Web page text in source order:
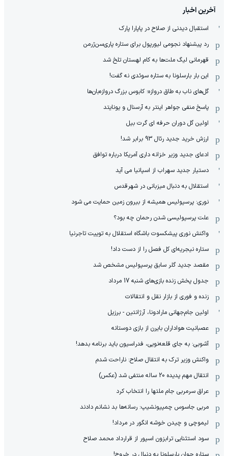
آخرین اخبار
استقبال دیدنی از صلاح در پاپارا پارک
رد پیشنهاد نجومی لیورپول برای ستاره پاری‌سن‌ژرمن
قهرمانی لیگ ملت‌ها به کام لهستان تلخ شد
این بار بارسلونا به ستاره سوئدی نه گفت!
گل‌های ناب به طاق دروازه؛ کابوس بزرگ دروازه‌بان‌ها
پاسخ منفی جواهر اینتر به آرسنال و یونایتد
اولین گل دوران حرفه ای گرت بیل
ارزش خرید جدید رئال 93 برابر شد!
ادعای جدید وزیر خزانه داری آمریکا درباره توافق
دستیار جدید سهراب از اسپانیا می آید
استقلال به دنبال میزبانی در شهرقدس
نوری: پرسپولیس همیشه از بیرون زمین حمایت می شود
علت پرسپولیسی شدن رحمان چه بود؟
واکنش نوری پیشکسوت باشگاه استقلال به توییت تاجرنیا
ستاره نیجریه‌ای کل فصل را از دست داد!
مقصد جدید گلر سابق پرسپولیس مشخص شد
جدول پخش زنده بازی‌های شنبه 17 مرداد
زنده و فوری از بازار نقل و انتقالات
اولین جام‌جهانی مارادونا، آرژانتین - برزیل
عصبانیت هواداران بایرن از بازی دوستانه
آشوبی: به جای قلعه‌نویی، فدراسیون باید برنامه بدهد!
واکنش وزیر ترک به انتقال صلاح: ناراحت شدم
انتقال مهم پدیده 20 ساله منتفی شد (عکس)
عراق سرمربی جام ملتها را انتخاب کرد
مربی جاسوس چمپیونشیپ: رسانه‌ها بد نشانم دادند
لیموچی و چیدن خوشه انگور در مرداد!
سود استثنایی ترابزون اسپور از قرارداد محمد صلاح